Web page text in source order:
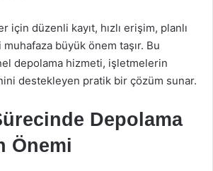
için düzenli kayıt, hızlı erişim, planlı
büyük önem taşır. Bu
depolama hizmeti, işletmelerin
destekleyen pratik bir çözüm sunar.
Depolama
Önemi